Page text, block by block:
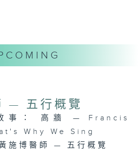
— 五行概覽
事： 高牆 — Francis
Why We Sing
施博醫師 — 五行概覽